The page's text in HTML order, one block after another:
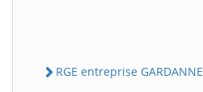
RGE entreprise GARDANNE